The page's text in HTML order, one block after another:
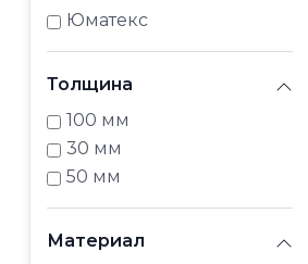
Юматекс
Толщина
100 мм
30 мм
50 мм
Материал